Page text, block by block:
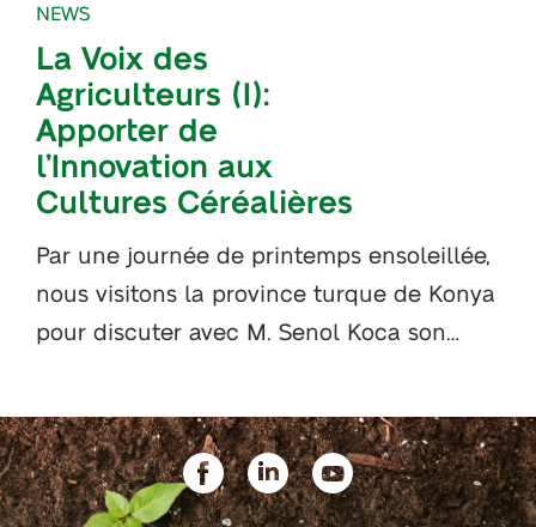
NEWS
La Voix des
Agriculteurs (I):
Apporter de
l’Innovation aux
Cultures Céréalières
Par une journée de printemps ensoleillée,
nous visitons la province turque de Konya
pour discuter avec M. Senol Koca son…